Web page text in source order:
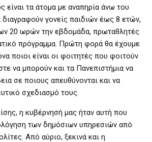
τα άτομα με αναπηρία άνω του
διαγραφούν γονείς παιδιών έως 8 ετών,
20 ωρών την εβδομάδα, πρωταθλητές
πρόγραμμα. Πρώτη φορά θα έχουμε
ποιοι είναι οι φοιτητές που φοιτούν
να μπορούν και τα Πανεπιστήμια να
σε ποιους απευθύνονται και να
σχεδιασμό τους.
η κυβέρνησή μας ήταν αυτή που
των δημόσιων υπηρεσιών από
Από αύριο, ξεκινά και η